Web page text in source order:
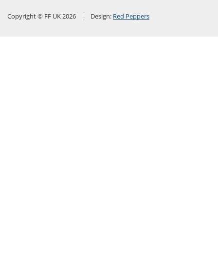
Copyright © FF UK 2026 Design: Red Peppers